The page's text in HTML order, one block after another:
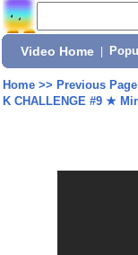
Video Home
Home>> Previous Page
K CHALLENGE #9 ★